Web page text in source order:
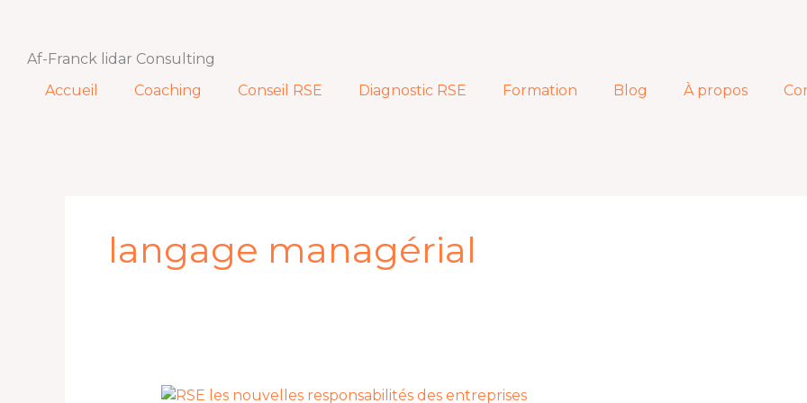
contenu
Af-Franck lidar Consulting
Accueil
Coaching Conseil RSE Diagnostic RSE Formation Blog À propos
langage managérial
Ou